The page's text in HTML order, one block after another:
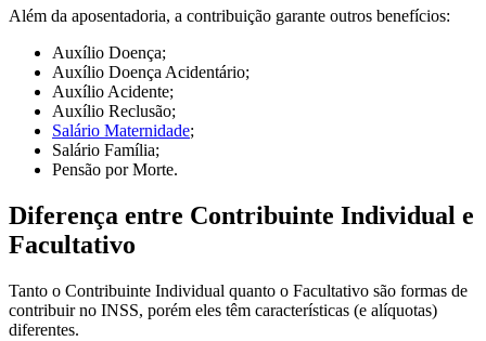
Além da aposentadoria, a contribuição garante outros benefícios:
Auxílio Doença;
Auxílio Doença Acidentário;
Auxílio Acidente;
Auxílio Reclusão;
Salário Maternidade;
Salário Família;
Pensão por Morte.
Diferença entre Contribuinte Individual e
Facultativo
Tanto o Contribuinte Individual quanto o Facultativo são formas de
contribuir no INSS, porém eles têm características (e alíquotas)
diferentes.